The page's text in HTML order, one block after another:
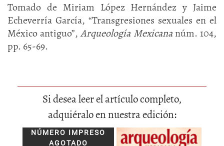
Tomado de Miriam López Hernández y Jaime
Echeverría García, “Transgresiones sexuales en el
México antiguo”,Arqueología Mexicananúm. 104,
pp. 65-69.
Si desea leer el artículo completo,
adquiéralo en nuestra edición:
NÚMERO IMPRESO
AGOTADO